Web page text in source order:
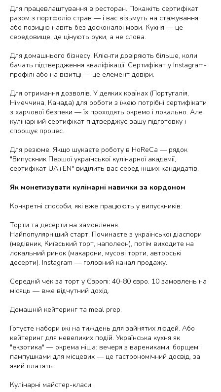
Для працевлаштування в ресторан. Покажіть сертифікат
разом з портфоліо страв — і вас візьмуть на стажування
або позицію навіть без досконалої мови. Кухня — це
середовище, де цінують руки, а не слова.
Для домашнього бізнесу. Клієнти довіряють більше, коли
бачать підтвердження кваліфікації. Сертифікат у Instagram-
профілі або на візитці — це елемент довіри.
Для отримання дозволів. У деяких країнах (Португалія,
Німеччина, Канада) для роботи з їжею потрібні сертифікати
з харчової безпеки — їх проходять окремо і локально. Але
кулінарний сертифікат підтверджує вашу підготовку і
спрощує процес.
Для резюме. Якщо шукаєте роботу в HoReCa — рядок
"Випускник Першої української кулінарної академії,
сертифікат UA+EN" виділить вас серед інших кандидатів.
Як монетизувати кулінарні навички за кордоном
Конкретні способи, які вже працюють у випускників:
Торти та десерти на замовлення.
Найпопулярніший старт. Починаєте з української діаспори
(медівник, Київський торт, наполеон), потім виходите на
локальний ринок (макарони, мусові торти, авторські
десерти). Instagram — головний канал продажу.
Середній чек за торт у Європі: 40-80 євро. 10 замовлень на
місяць — вже відчутний дохід.
Домашній кейтеринг та meal prep.
Готуєте набори їжі на тиждень для зайнятих людей. Або
кейтеринг для невеликих подій. Українська кухня як
"екзотика" — окрема ніша: вечеря з варениками, борщем і
пампушками для місцевих — це гастрономічний досвід, за
який платять.
Кулінарні майстер-класи.